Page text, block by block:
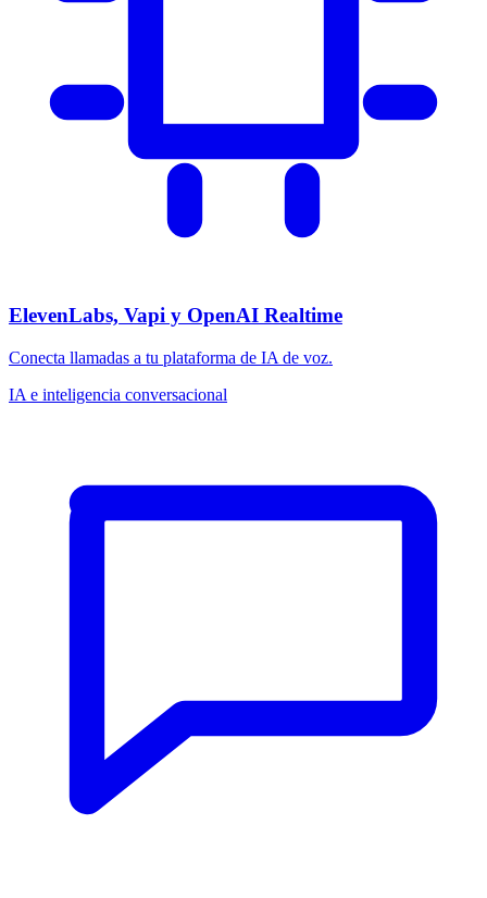
ElevenLabs, Vapi y OpenAI Realtime
Conecta llamadas a tu plataforma de IA de voz.
IA e inteligencia conversacional